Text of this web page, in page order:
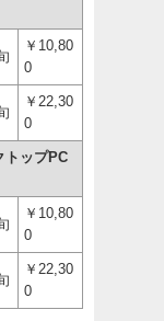
￥10,80
0
￥22,30
0
トップPC
￥10,80
0
￥22,30
0